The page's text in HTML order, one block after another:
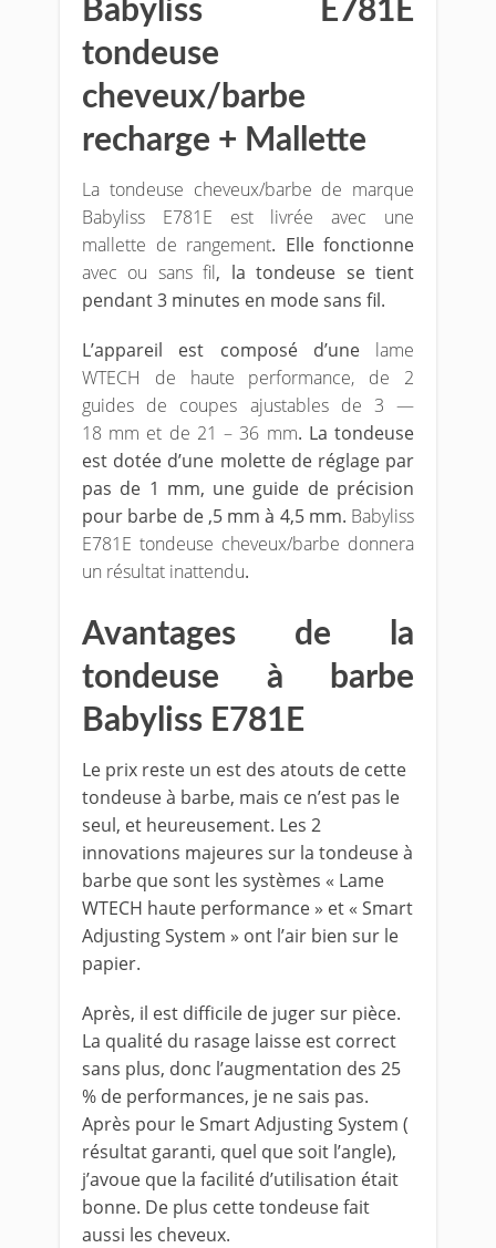
Babyliss E781E
tondeuse
cheveux/barbe
recharge + Mallette
La tondeuse cheveux/barbe de marque
Babyliss E781E est livrée avec une
mallette de rangement. Elle fonctionne
avec ou sans fil, la tondeuse se tient
pendant 3 minutes en mode sans fil.
L’appareil est composé d’une lame
WTECH de haute performance, de 2
guides de coupes ajustables de 3 —
18 mm et de 21 – 36 mm. La tondeuse
est dotée d’une molette de réglage par
pas de 1 mm, une guide de précision
pour barbe de ,5 mm à 4,5 mm. Babyliss
E781E tondeuse cheveux/barbe donnera
un résultat inattendu.
Avantages de la
tondeuse à barbe
Babyliss E781E
Le prix reste un est des atouts de cette
tondeuse à barbe, mais ce n’est pas le
seul, et heureusement. Les 2
innovations majeures sur la tondeuse à
barbe que sont les systèmes « Lame
WTECH haute performance » et « Smart
Adjusting System » ont l’air bien sur le
papier.
Après, il est difficile de juger sur pièce.
La qualité du rasage laisse est correct
sans plus, donc l’augmentation des 25
% de performances, je ne sais pas.
Après pour le Smart Adjusting System (
résultat garanti, quel que soit l’angle),
j’avoue que la facilité d’utilisation était
bonne. De plus cette tondeuse fait
aussi les cheveux.